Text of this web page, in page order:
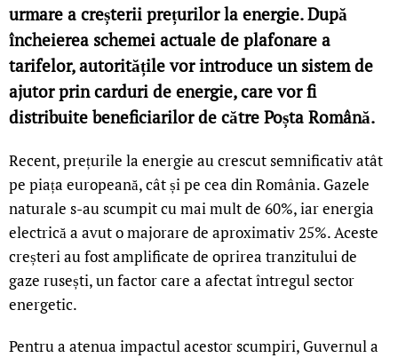
urmare a creșterii prețurilor la energie. După
încheierea schemei actuale de plafonare a
tarifelor, autoritățile vor introduce un sistem de
ajutor prin carduri de energie, care vor fi
distribuite beneficiarilor de către Poșta Română.
Recent, prețurile la energie au crescut semnificativ atât
pe piața europeană, cât și pe cea din România. Gazele
naturale s-au scumpit cu mai mult de 60%, iar energia
electrică a avut o majorare de aproximativ 25%. Aceste
creșteri au fost amplificate de oprirea tranzitului de
gaze rusești, un factor care a afectat întregul sector
energetic.
Pentru a atenua impactul acestor scumpiri, Guvernul a